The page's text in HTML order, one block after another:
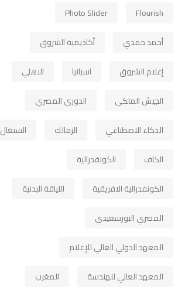
Flourish
Photo Slider
أحمد حمدي
أكاديمية الشروق
إعلام الشروق
اسبانيا
الاهلي
الجيش الملكي
الدوري المصري
الذكاء الاصطناعي
الزمالك
السنغال
الكاف
الكونفدرالية
الكونفدرالية الافريقية
اللياقة البدنية
المصري البورسعيدي
المعهد الدولي العالي للإعلام
المعهد العالي للهندسة
المغرب